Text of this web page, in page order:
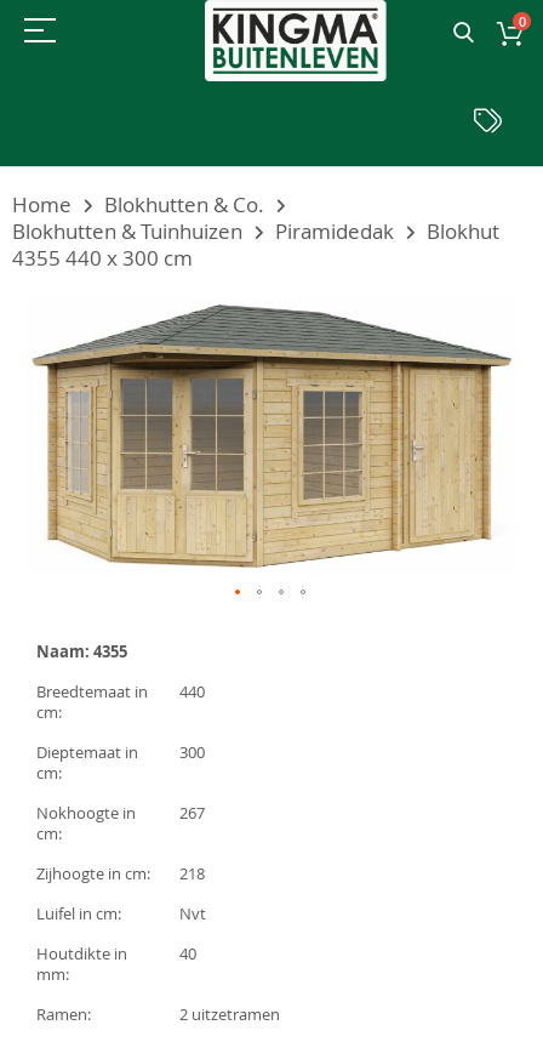
0
Home
Blokhutten & Co.
Blokhutten & Tuinhuizen
Piramidedak
Blokhut
4355 440 x 300 cm
einde
van
afbeeldingen-
gallerij
naar
het
begin
van
de
afbeeldingen-
gallerij
Naam: 4355
Breedtemaat in
cm:
440
Dieptemaat in
cm:
300
Nokhoogte in
cm:
267
Zijhoogte in cm:
218
Luifel in cm:
Nvt
Houtdikte in
mm:
40
Ramen:
2 uitzetramen